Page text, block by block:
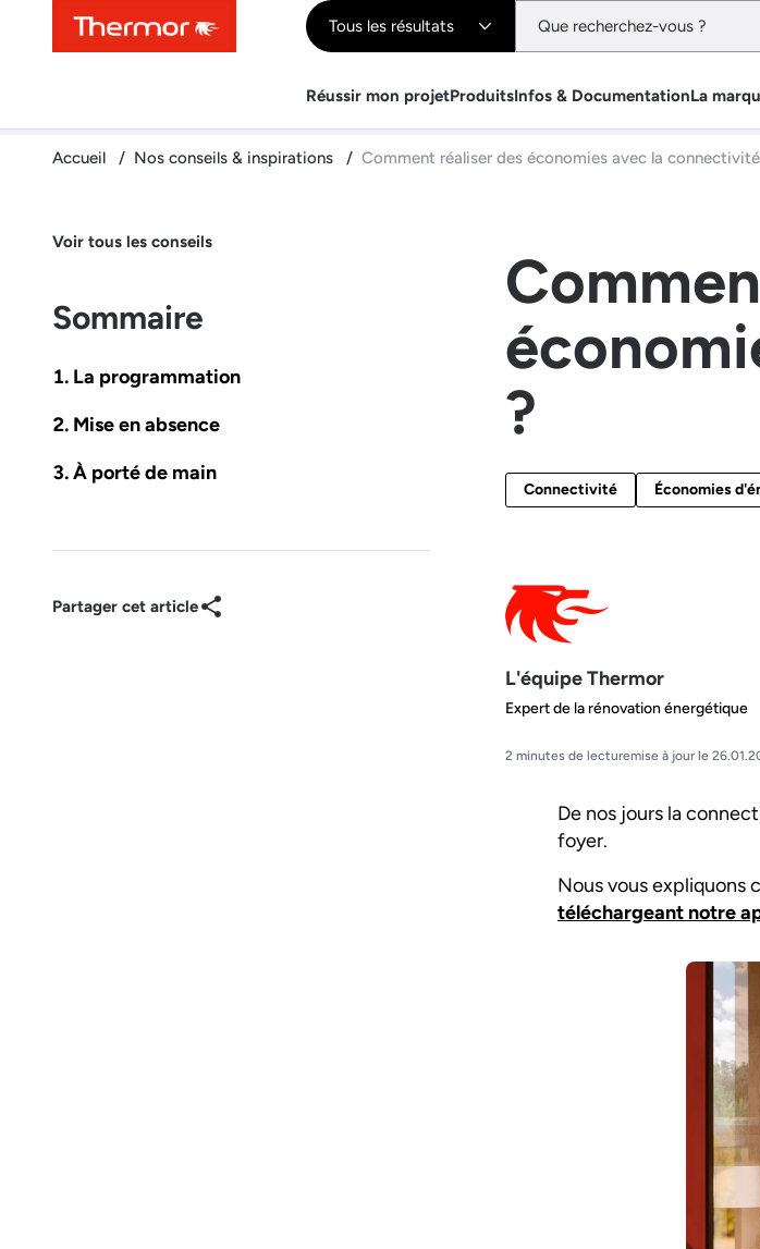
ContenuMenuRecherche Tous les résultats
Réussir mon projetProduitsInfos & DocumentationLa
Accueil Nos conseils & inspirations Comment réaliser des économies avec la
Voir tous les conseils
Sommaire
La programmation
Mise en absence
À porté de main
Partager cet article
?
Connectivité Économies
L'équipe Thermor
Expert de la rénovation énergétique
2 minutes de lecturemise à jour le
De nos jours la
foyer.
Nous vous expliquons
téléchargeant notre